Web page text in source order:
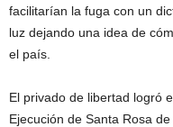
facilitarían la fuga con un
luz dejando una idea de
el país.
El privado de libertad logró
Ejecución de Santa Rosa